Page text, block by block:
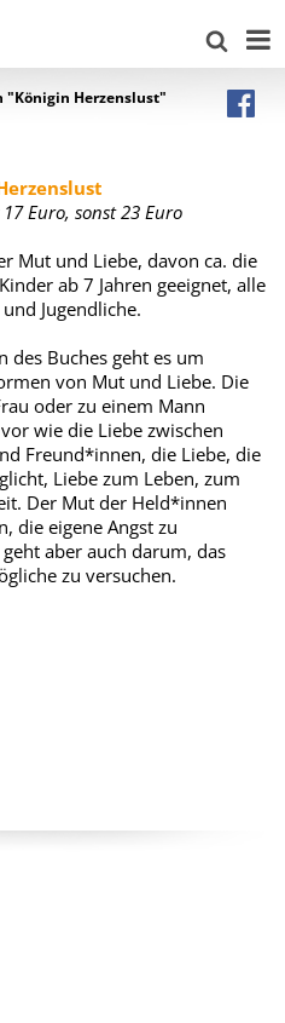
"Königin Herzenslust"
Euro, sonst 23 Euro
Mut und Liebe, davon ca. die
ab 7 Jahren geeignet, alle
Jugendliche.
des Buches geht es um
von Mut und Liebe. Die
oder zu einem Mann
wie die Liebe zwischen
Freund*innen, die Liebe, die
Liebe zum Leben, zum
Der Mut der Held*innen
die eigene Angst zu
aber auch darum, das
zu versuchen.